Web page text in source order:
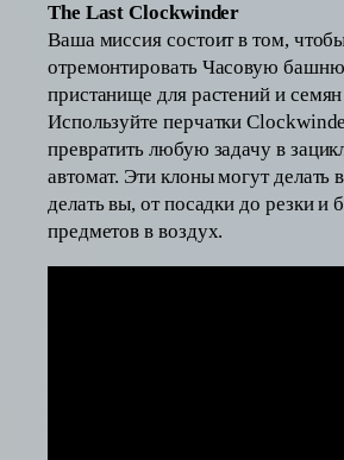
The Last Clockwinder
Ваша миссия состоит в том,
отремонтировать Часовую
пристанище для растений и семян
Используйте перчатки
превратить любую задачу в
автомат. Эти клоны могут делать
делать вы, от посадки до резки и
предметов в воздух.